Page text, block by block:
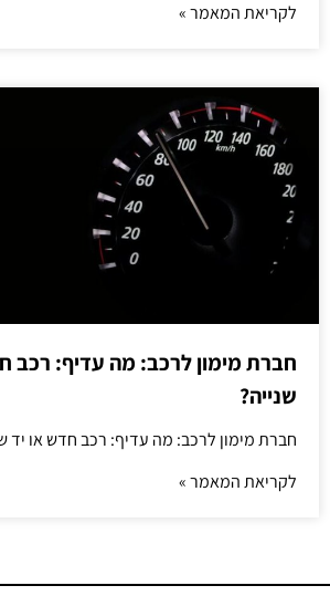
לקריאת המאמר »
חברת מימון לרכב: מה עדיף: רכב
שנייה?
חברת מימון לרכב: מה עדיף: רכב חדש או יד
לקריאת המאמר »